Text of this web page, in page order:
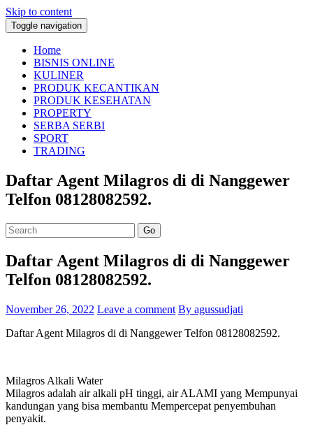
Skip to content
Toggle navigation
Home
BISNIS ONLINE
KULINER
PRODUK KECANTIKAN
PRODUK KESEHATAN
PROPERTY
SERBA SERBI
SPORT
TRADING
Daftar Agent Milagros di di Nanggewer
Telfon 08128082592.
Go
Daftar Agent Milagros di di Nanggewer
Telfon 08128082592.
November 26, 2022 Leave a comment By agussudjati
Daftar Agent Milagros di di Nanggewer Telfon 08128082592.
Milagros Alkali Water
Milagros adalah air alkali pH tinggi, air ALAMI yang Mempunyai
kandungan yang bisa membantu Mempercepat penyembuhan
penyakit.